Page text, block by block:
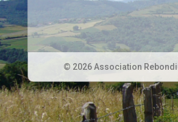
© 2026 Association